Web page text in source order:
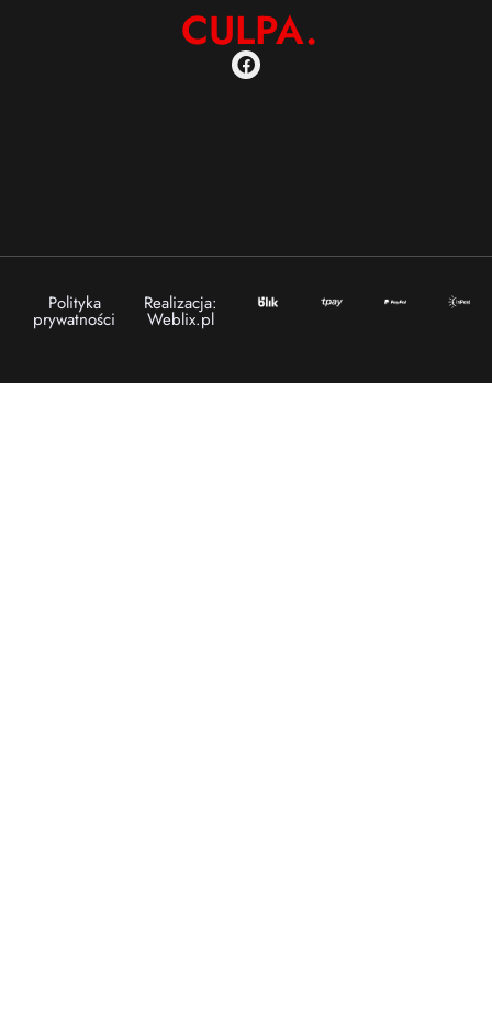
CULPA.
Polityka
prywatności
Realizacja:
Weblix.pl